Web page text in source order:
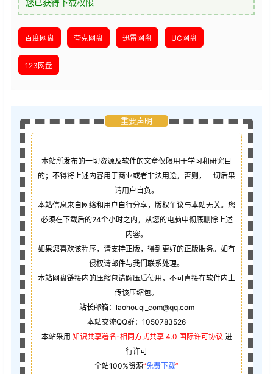
您已获得下载权限
百度网盘 夸克网盘 迅雷网盘 UC网盘
123网盘
重要声明
本站所发布的一切资源及软件的文章仅限用于学习和研究目
的；不得将上述内容用于商业或者非法用途，否则，一切后果
请用户自负。
本站信息来自网络和用户自行分享，版权争议与本站无关。您
必须在下载后的24个小时之内，从您的电脑中彻底删除上述
内容。
如果您喜欢该程序，请支持正版，得到更好的正版服务。如有
侵权请邮件与我们联系处理。
本站网盘链接内的压缩包请解压后使用，不可直接在软件内上
传该压缩包。
站长邮箱：laohouqi_com@qq.com
本站交流QQ群：1050783526
本站采用 知识共享署名-相同方式共享 4.0 国际许可协议 进
行许可
全站100%资源“免费下载”